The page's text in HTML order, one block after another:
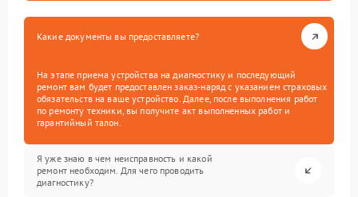
Какие документы вы предоставляете?
На этапе приема устройства на диагностику и последующий
ремонт вам будет предоставлен заказ-наряд с указанием страховых
обязательств на ваше устройство. Далее, после выполнения работ
по ремонту техники, вы получите акт выполненных работ и
гарантийный талон.
Я уже знаю в чем неисправность и какой
ремонт необходим. Для чего проводить
диагностику?